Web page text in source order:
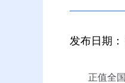
发布日期：
正值全